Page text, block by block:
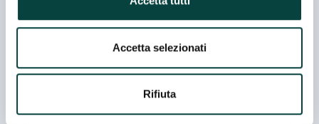
Accetta selezionati
Rifiuta
COFOOD S.R.L.S.
Padiglione 02 - Stand L 020